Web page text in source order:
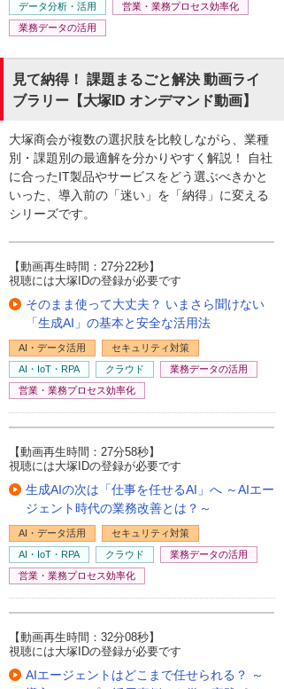
データ分析・活用
営業・業務プロセス効率化
業務データの活用
見て納得！ 課題まるごと解決 動画ライ
ブラリー【大塚ID オンデマンド動画】
大塚商会が複数の選択肢を比較しながら、業種
別・課題別の最適解を分かりやすく解説！ 自社
に合ったIT製品やサービスをどう選ぶべきかと
いった、導入前の「迷い」を「納得」に変える
シリーズです。​
【動画再生時間：27分22秒】
視聴には大塚IDの登録が必要です
そのまま使って大丈夫？ いまさら聞けない
「生成AI」の基本と安全な活用法
AI・データ活用
セキュリティ対策
AI・IoT・RPA
クラウド
業務データの活用
営業・業務プロセス効率化
【動画再生時間：27分58秒】
視聴には大塚IDの登録が必要です
生成AIの次は「仕事を任せるAI」へ ～AIエー
ジェント時代の業務改善とは？～
AI・データ活用
セキュリティ対策
AI・IoT・RPA
クラウド
業務データの活用
営業・業務プロセス効率化
【動画再生時間：32分08秒】
視聴には大塚IDの登録が必要です
AIエージェントはどこまで任せられる？ ～